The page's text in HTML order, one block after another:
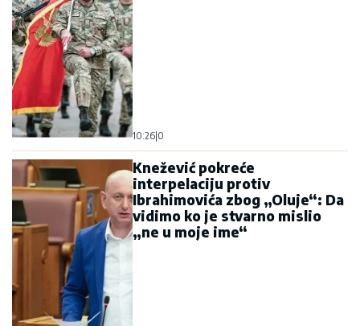
10:26|0
Knežević pokreće
interpelaciju protiv
Ibrahimovića zbog „Oluje“: Da
vidimo ko je stvarno mislio
„ne u moje ime“